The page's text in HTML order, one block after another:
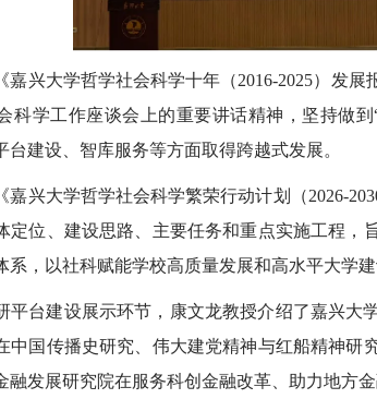
嘉兴大学哲学社会科学十年（2016-2025）发
科学工作座谈会上的重要讲话精神，坚持做
台建设、智库服务等方面取得跨越式发展。
嘉兴大学哲学社会科学繁荣行动计划（2026-
定位、建设思路、主要任务和重点实施工程，
系，以社科赋能学校高质量发展和高水平大学建
平台建设展示环节，康文龙教授介绍了嘉兴
中国传播史研究、伟大建党精神与红船精神
融发展研究院在服务科创金融改革、助力地方